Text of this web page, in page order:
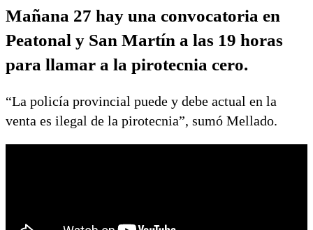
Mañana 27 hay una convocatoria en
Peatonal y San Martín a las 19 horas
para llamar a la pirotecnia cero.
“La policía provincial puede y debe actual en la
venta es ilegal de la pirotecnia”, sumó Mellado.